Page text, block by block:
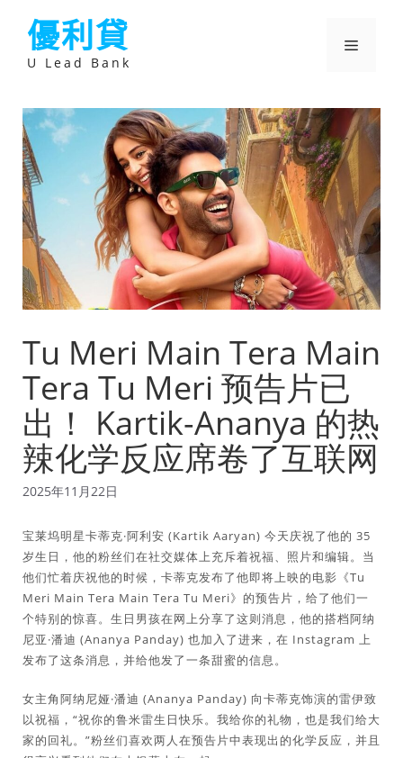
優利貸
U Lead Bank
選
Tu Meri Main Tera Main
Tera Tu Meri 预告片已
出！ Kartik-Ananya 的热
辣化学反应席卷了互联网
2025年11月22日
宝莱坞明星卡蒂克·阿利安 (Kartik Aaryan) 今天庆祝了他的 35
岁生日，他的粉丝们在社交媒体上充斥着祝福、照片和编辑。当
他们忙着庆祝他的时候，卡蒂克发布了他即将上映的电影《Tu
Meri Main Tera Main Tera Tu Meri》的预告片，给了他们一
个特别的惊喜。生日男孩在网上分享了这则消息，他的搭档阿纳
尼亚·潘迪 (Ananya Panday) 也加入了进来，在 Instagram 上
发布了这条消息，并给他发了一条甜蜜的信息。
女主角阿纳尼娅·潘迪 (Ananya Panday) 向卡蒂克饰演的雷伊致
以祝福，“祝你的鲁米雷生日快乐。我给你的礼物，也是我们给大
家的回礼。”粉丝们喜欢两人在预告片中表现出的化学反应，并且